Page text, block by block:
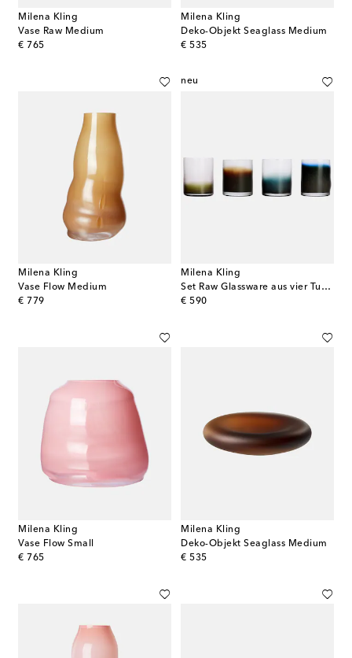
Milena Kling
Vase Raw Medium
€ 765
original price
Milena Kling
Deko-Objekt Seaglass Medium
€ 535
original price
Milena Kling
Vase Flow Medium
€ 779
original price
neu
Milena Kling
Set Raw Glassware aus vier Tumbler-Gläsern
€ 590
original price
Milena Kling
Vase Flow Small
€ 765
original price
Milena Kling
Deko-Objekt Seaglass Medium
€ 535
original price